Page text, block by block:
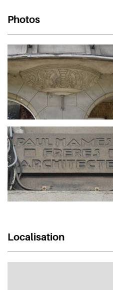
Photos
Localisation